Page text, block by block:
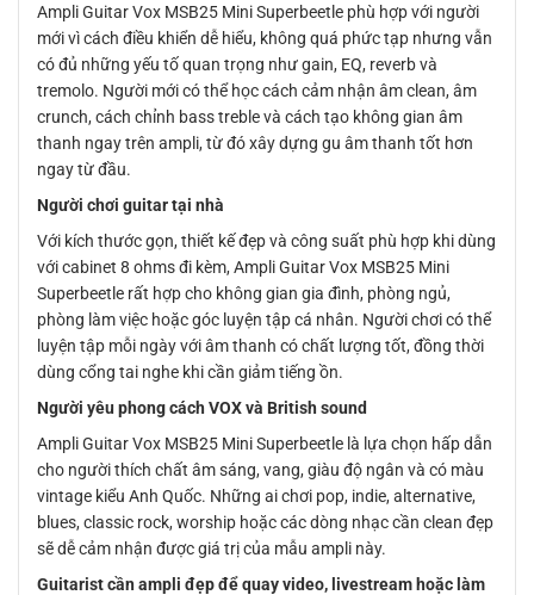
Ampli Guitar Vox MSB25 Mini Superbeetle phù hợp với người
mới vì cách điều khiển dễ hiểu, không quá phức tạp nhưng vẫn
có đủ những yếu tố quan trọng như gain, EQ, reverb và
tremolo. Người mới có thể học cách cảm nhận âm clean, âm
crunch, cách chỉnh bass treble và cách tạo không gian âm
thanh ngay trên ampli, từ đó xây dựng gu âm thanh tốt hơn
ngay từ đầu.
Người chơi guitar tại nhà
Với kích thước gọn, thiết kế đẹp và công suất phù hợp khi dùng
với cabinet 8 ohms đi kèm, Ampli Guitar Vox MSB25 Mini
Superbeetle rất hợp cho không gian gia đình, phòng ngủ,
phòng làm việc hoặc góc luyện tập cá nhân. Người chơi có thể
luyện tập mỗi ngày với âm thanh có chất lượng tốt, đồng thời
dùng cổng tai nghe khi cần giảm tiếng ồn.
Người yêu phong cách VOX và British sound
Ampli Guitar Vox MSB25 Mini Superbeetle là lựa chọn hấp dẫn
cho người thích chất âm sáng, vang, giàu độ ngân và có màu
vintage kiểu Anh Quốc. Những ai chơi pop, indie, alternative,
blues, classic rock, worship hoặc các dòng nhạc cần clean đẹp
sẽ dễ cảm nhận được giá trị của mẫu ampli này.
Guitarist cần ampli đẹp để quay video, livestream hoặc làm